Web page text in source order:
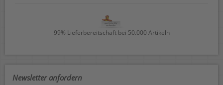
99% Lieferbereitschaft bei 50.000 Artikeln
Newsletter anfordern